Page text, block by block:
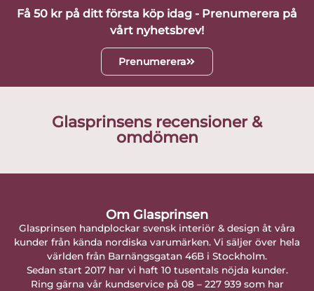
Få 50 kr på ditt första köp idag - Prenumerera på
vårt nyhetsbrev!
Prenumerera
Glasprinsens recensioner &
omdömen
Om Glasprinsen
Glasprinsen handplockar svensk interiör & design åt våra
kunder från kända nordiska varumärken. Vi säljer över hela
världen från Barnängsgatan 46B i Stockholm.
Sedan start 2017 har vi haft 10 tusentals nöjda kunder.
Ring gärna vår kundservice på 08 – 227 939 som har